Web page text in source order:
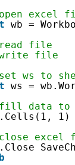
excel
wb =
file
file
ws to
ws =
data to
1)
excel